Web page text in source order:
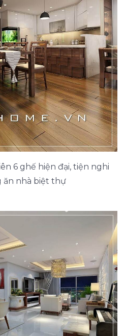
6 ghế hiện đại, tiện nghi
ăn nhà biệt thự